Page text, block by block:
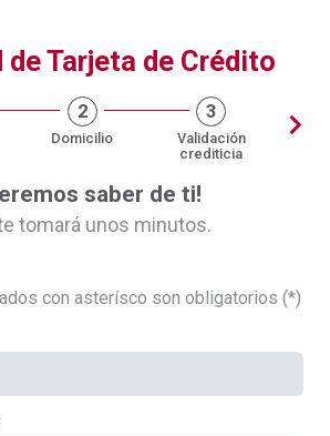
Tarjeta de Crédito
2
Domicilio
3
Validación
crediticia
saber de ti!
tomará unos minutos.
con asterísco son obligatorios (*)